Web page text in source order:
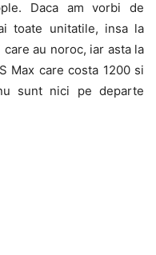
Daca am vorbi de
toate unitatile, insa la
au noroc, iar asta la
Max care costa 1200 si
sunt nici pe departe